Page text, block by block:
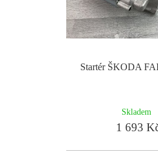
Startér ŠKODA
Skladem
1 693